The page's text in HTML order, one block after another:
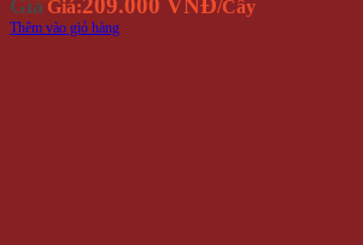
Giá Giá:209.000 VNĐ/Cây
Thêm vào giỏ hàng